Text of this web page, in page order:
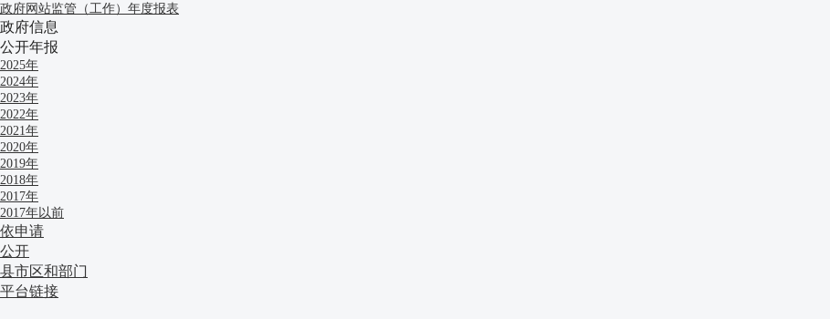
政府网站监管（工作）年度报表
政府信息
公开年报
2025年
2024年
2023年
2022年
2021年
2020年
2019年
2018年
2017年
2017年以前
依申请
公开
县市区和部门
平台链接